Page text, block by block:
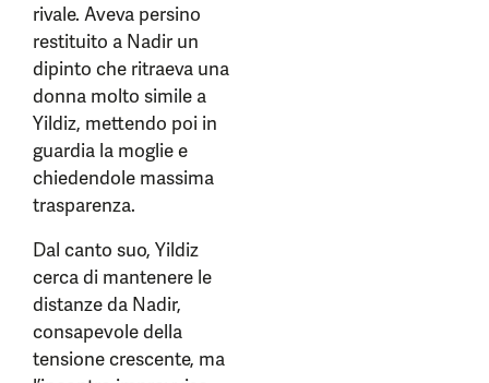
rivale. Aveva persino
restituito a Nadir un
dipinto che ritraeva una
donna molto simile a
Yildiz, mettendo poi in
guardia la moglie e
chiedendole massima
trasparenza.
Dal canto suo, Yildiz
cerca di mantenere le
distanze da Nadir,
consapevole della
tensione crescente, ma